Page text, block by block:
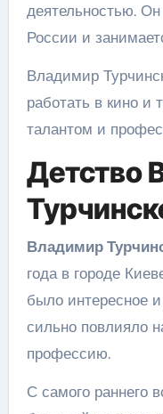
деятельностью.
России и
Владимир
работать в кино и
талантом и
Детство
Владимир
года в городе
было интересное
сильно повлияло
профессию.
С самого раннего